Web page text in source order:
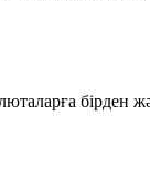
бірден